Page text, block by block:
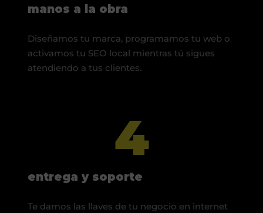
manos a la obra
Diseñamos tu marca, programamos tu web o
activamos tu SEO local mientras tú sigues
atendiendo a tus clientes.
4
entrega y soporte
Te damos las llaves de tu negocio en internet